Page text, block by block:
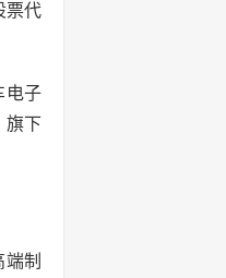
票代
电子
旗下
制